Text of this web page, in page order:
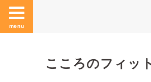
menu
こころのフィッ